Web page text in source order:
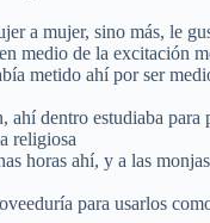
a mujer, sino más, le
medio de la excitación
metido ahí por ser
ahí dentro estudiaba para
religiosa
horas ahí, y a las
para usarlos